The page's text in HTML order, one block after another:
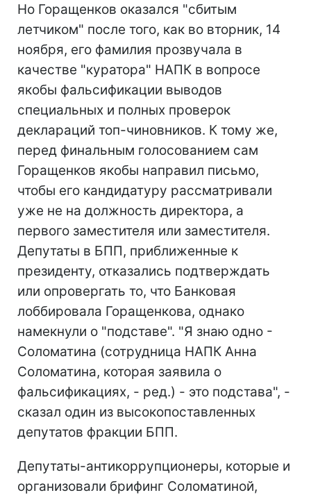
Но Горащенков оказался "сбитым
летчиком" после того, как во вторник, 14
ноября, его фамилия прозвучала в
качестве "куратора" НАПК в вопросе
якобы фальсификации выводов
специальных и полных проверок
деклараций топ-чиновников. К тому же,
перед финальным голосованием сам
Горащенков якобы направил письмо,
чтобы его кандидатуру рассматривали
уже не на должность директора, а
первого заместителя или заместителя.
Депутаты в БПП, приближенные к
президенту, отказались подтверждать
или опровергать то, что Банковая
лоббировала Горащенкова, однако
намекнули о "подставе". "Я знаю одно -
Соломатина (сотрудница НАПК Анна
Соломатина, которая заявила о
фальсификациях, - ред.) - это подстава", -
сказал один из высокопоставленных
депутатов фракции БПП.
Депутаты-антикоррупционеры, которые и
организовали брифинг Соломатиной,